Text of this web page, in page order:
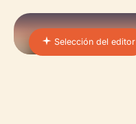
Selección del editor